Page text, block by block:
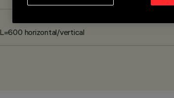
horizontal/vertical